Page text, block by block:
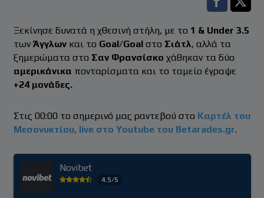
Facebook
Ξεκίνησε δυνατά η χθεσινή στήλη, με το 1 & Under 3.5
των Άγγλωνκαι το Goal/Goalστο Σιάτλ, αλλά τα
ξημερώματα στο Σαν Φρανσίσκο χάθηκαν τα δύο
αμερικάνικα πονταρίσματα και το ταμείο έγραψε
+24 μονάδες.
Στις 00:00 το σημερινό μας ραντεβού στο Καρτέλ του
Μεσονυκτίου, live στο Youtube του Betarades.gr.
Novibet
4.5/5